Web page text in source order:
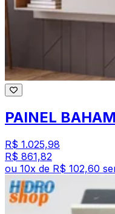
PAINEL
R$ 1.025,98
R$ 861,82
ou 10x de R$ 102,60